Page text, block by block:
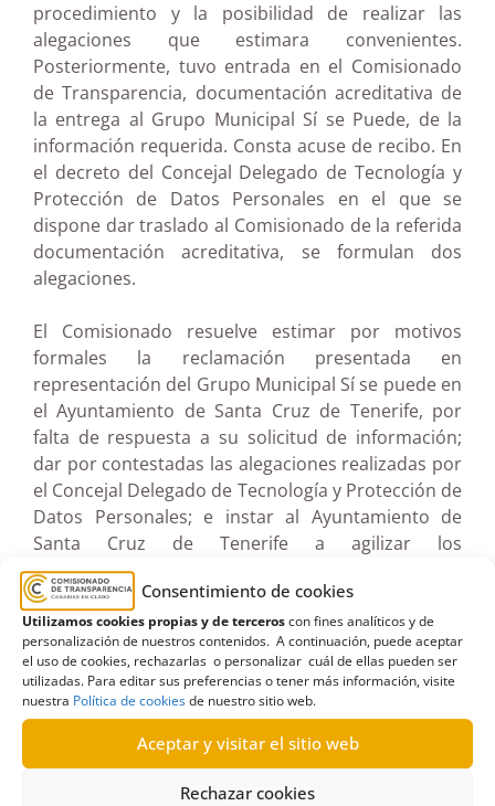
Consentimiento de cookies
Utilizamos cookies propias y de terceroscon fines analíticos y de
personalización de nuestros contenidos. A continuación, puede aceptar
el uso de cookies, rechazarlas o personalizar cuál de ellas pueden ser
utilizadas. Para editar sus preferencias o tener más información, visite
nuestra Política de cookiesde nuestro sitio web.
Aceptar y visitar el sitio web
Rechazar cookies
procedimiento y la posibilidad de realizar las
alegaciones que estimara convenientes.
Posteriormente, tuvo entrada en el Comisionado
de Transparencia, documentación acreditativa de
la entrega al Grupo Municipal Sí se Puede, de la
información requerida. Consta acuse de recibo. En
el decreto del Concejal Delegado de Tecnología y
Protección de Datos Personales en el que se
dispone dar traslado al Comisionado de la referida
documentación acreditativa, se formulan dos
alegaciones.
El Comisionado resuelve estimar por motivos
formales la reclamación presentada en
representación del Grupo Municipal Sí se puede en
el Ayuntamiento de Santa Cruz de Tenerife, por
falta de respuesta a su solicitud de información;
dar por contestadas las alegaciones realizadas por
el Concejal Delegado de Tecnología y Protección de
Datos Personales; e instar al Ayuntamiento de
Santa Cruz de Tenerife a agilizar los
procedimientos de tramitación de solicitudes de
acceso.
Ver documento pdf en pantalla completa